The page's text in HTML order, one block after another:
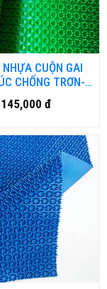
CUỘN GAI
CHỐNG TRƠN-
DN.01
145,000 đ